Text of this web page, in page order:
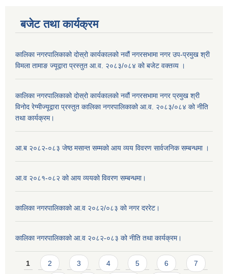
बजेट तथा कार्यक्रम
कालिका नगरपालिकाको दोस्रो कार्यकालको नवौं नगरसभामा नगर उप-प्रमुख श्री
विमला तामाङ ज्यूद्वारा प्रस्तुत आ.व. २०८३/०८४ को बजेट वक्तव्य ।
कालिका नगरपालिकाको दोस्रो कार्यकालको नवौं नगरसभामा नगर प्रमुख श्री
विनोद रेग्मीज्यूद्वारा प्रस्तुत कालिका नगरपालिकाको आ.व. २०८३/०८४ को नीति
तथा कार्यक्रम।
आ.ब २०८२-०८३ जेष्ठ मसान्त सम्मको आय व्यय विवरण सार्वजनिक सम्बन्धमा ।
आ.व २०८१-०८२ को आय व्ययको विवरण सम्बन्धमा।
कालिका नगरपालिकाको आ.व २०८२/०८३ को नगर दररेट।
कालिका नगरपालिकाको आ.व २०८२-०८३ को नीति तथा कार्यक्रम।
Pages
1 2 3 4 5 6 7